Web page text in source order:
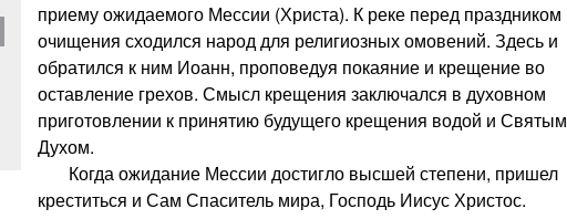
приему ожидаемого Мессии (Христа). К реке перед праздником
очищения сходился народ для религиозных омовений. Здесь и
обратился к ним Иоанн, проповедуя покаяние и крещение во
оставление грехов. Смысл крещения заключался в духовном
приготовлении к принятию будущего крещения водой и Святым
Духом.
Когда ожидание Мессии достигло высшей степени, пришел
креститься и Сам Спаситель мира, Господь Иисус Христос.